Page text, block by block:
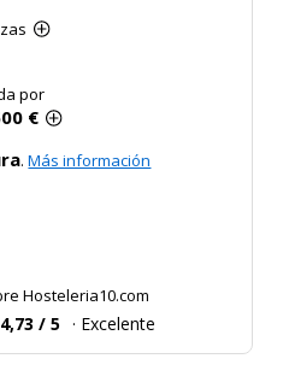
por
€
.Más información
Hosteleria10.com
4,73 / 5 · Excelente